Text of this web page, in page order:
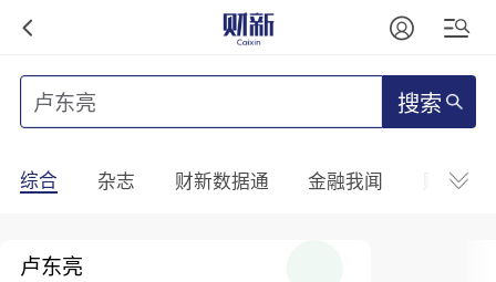
搜索
综合 杂志 财新数据通 金融我闻 财新
卢东亮